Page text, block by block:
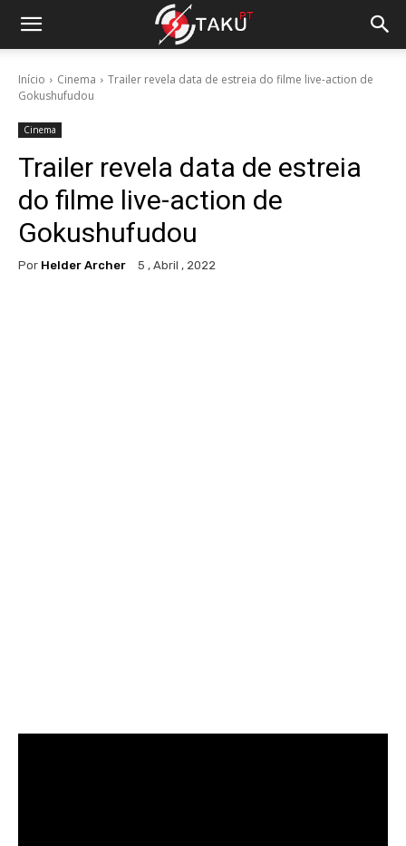
Início Cinema
Trailer revela data de estreia do filme live-action de
Gokushufudou
Cinema
Trailer revela data de estreia
do filme live-action de
Gokushufudou
Por Helder Archer 5 , Abril , 2022